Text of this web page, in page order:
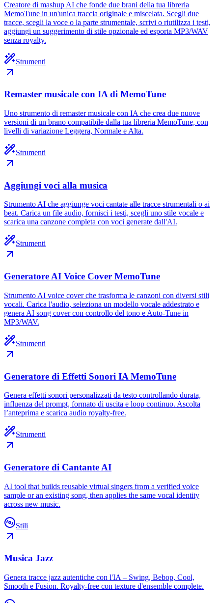
Creatore di mashup AI che fonde due brani della tua libreria
MemoTune in un'unica traccia originale e miscelata. Scegli due
tracce, scegli la voce o la parte strumentale, scrivi o riutilizza i testi,
aggiungi un suggerimento di stile opzionale ed esporta MP3/WAV
senza royalty.
Strumenti
Remaster musicale con IA di MemoTune
Uno strumento di remaster musicale con IA che crea due nuove
versioni di un brano compatibile dalla tua libreria MemoTune, con
livelli di variazione Leggera, Normale e Alta.
Strumenti
Aggiungi voci alla musica
Strumento AI che aggiunge voci cantate alle tracce strumentali o ai
beat. Carica un file audio, fornisci i testi, scegli uno stile vocale e
scarica una canzone completa con voci generate dall'AI.
Strumenti
Generatore AI Voice Cover MemoTune
Strumento AI voice cover che trasforma le canzoni con diversi stili
vocali. Carica l'audio, seleziona un modello vocale addestrato e
genera AI song cover con controllo del tono e Auto-Tune in
MP3/WAV.
Strumenti
Generatore di Effetti Sonori IA MemoTune
Genera effetti sonori personalizzati da testo controllando durata,
influenza del prompt, formato di uscita e loop continuo. Ascolta
l’anteprima e scarica audio royalty-free.
Strumenti
Generatore di Cantante AI
AI tool that builds reusable virtual singers from a verified voice
sample or an existing song, then applies the same vocal identity
across new music.
Stili
Musica Jazz
Genera tracce jazz autentiche con l'IA – Swing, Bebop, Cool,
Smooth e Fusion. Royalty-free con texture d'ensemble complete.